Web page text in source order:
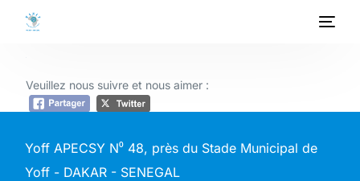
Veuillez nous suivre et nous aimer :
Yoff APECSY N⁰ 48, près du Stade Municipal de
Yoff - DAKAR - SENEGAL
PROGRAMMES